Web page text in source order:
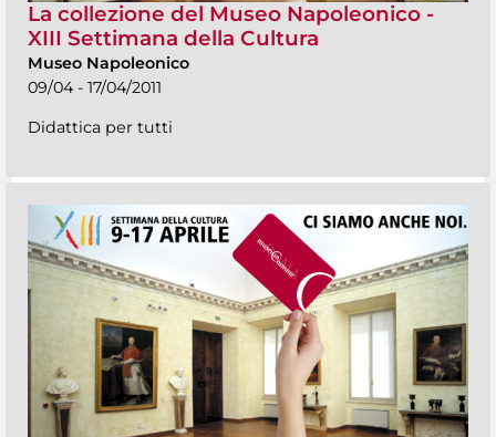
La collezione del Museo Napoleonico -
XIII Settimana della Cultura
Museo Napoleonico
09/04 - 17/04/2011
Didattica per tutti